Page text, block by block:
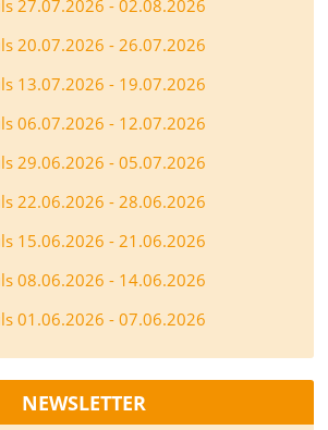
27.07.2026 - 02.08.2026
20.07.2026 - 26.07.2026
13.07.2026 - 19.07.2026
06.07.2026 - 12.07.2026
29.06.2026 - 05.07.2026
22.06.2026 - 28.06.2026
15.06.2026 - 21.06.2026
08.06.2026 - 14.06.2026
01.06.2026 - 07.06.2026
NEWSLETTER